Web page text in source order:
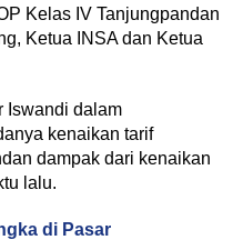
Kelas IV Tanjungpandan
Ketua INSA dan Ketua
Iswandi dalam
kenaikan tarif
dampak dari kenaikan
lalu.
di Pasar